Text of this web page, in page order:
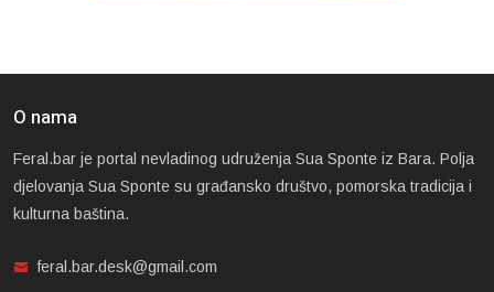
O nama
Feral.bar je portal nevladinog udruženja Sua Sponte iz Bara. Polja
djelovanja Sua Sponte su građansko društvo, pomorska tradicija i
kulturna baština.
feral.bar.desk@gmail.com